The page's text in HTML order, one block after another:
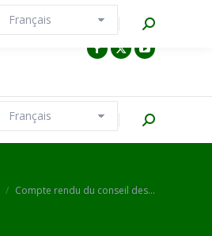
Recherche
Compte rendu du conseil des…
Recherche